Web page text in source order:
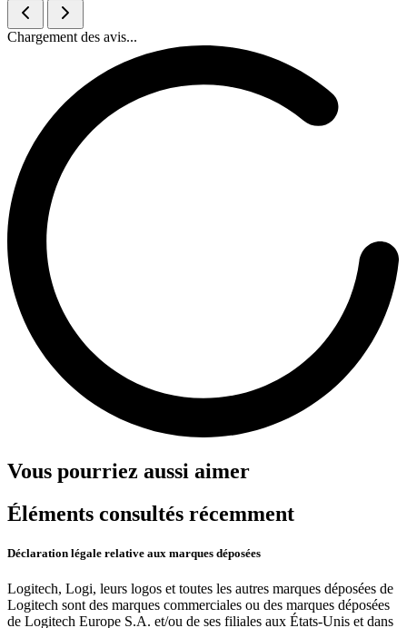
Chargement des avis...
Vous pourriez aussi aimer
Éléments consultés récemment
Déclaration légale relative aux marques déposées
Logitech, Logi, leurs logos et toutes les autres marques déposées de
Logitech sont des marques commerciales ou des marques déposées
de Logitech Europe S.A. et/ou de ses filiales aux États-Unis et dans